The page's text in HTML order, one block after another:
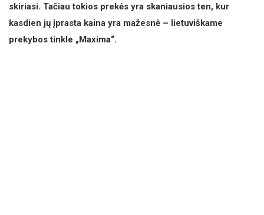
skiriasi. Tačiau tokios prekės yra skaniausios ten, kur
kasdien jų įprasta kaina yra mažesnė – lietuviškame
prekybos tinkle „Maxima“.